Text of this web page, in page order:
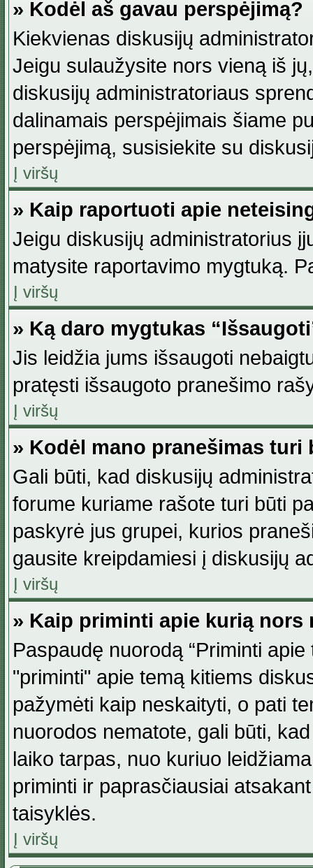
» Kodėl aš gavau perspėjimą?
Kiekvienas diskusijų
Jeigu sulaužysite nors vieną iš
diskusijų administratoriaus
dalinamais perspėjimais šiame
perspėjimą, susisiekite su
Į viršų
» Kaip raportuoti apie
Jeigu diskusijų administratorius
matysite raportavimo mygtuką.
Į viršų
» Ką daro mygtukas
Jis leidžia jums išsaugoti
pratęsti išsaugoto pranešimo
Į viršų
» Kodėl mano pranešimas
Gali būti, kad diskusijų
forume kuriame rašote turi būti
paskyrė jus grupei, kurios
gausite kreipdamiesi į diskusijų
Į viršų
» Kaip priminti apie kurią nors
Paspaudę nuorodą “Priminti
"priminti" apie temą kitiems
pažymėti kaip neskaityti, o pati
nuorodos nematote, gali būti,
laiko tarpas, nuo kuriuo
priminti ir paprasčiausiai
taisyklės.
Į viršų